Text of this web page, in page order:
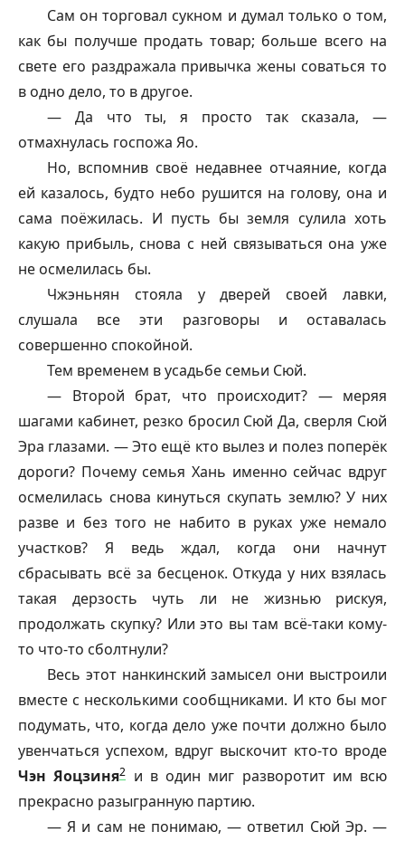
Сам он торговал сукном и думал только о том,
как бы получше продать товар; больше всего на
свете его раздражала привычка жены соваться то
в одно дело, то в другое.
— Да что ты, я просто так сказала, —
отмахнулась госпожа Яо.
Но, вспомнив своё недавнее отчаяние, когда
ей казалось, будто небо рушится на голову, она и
сама поёжилась. И пусть бы земля сулила хоть
какую прибыль, снова с ней связываться она уже
не осмелилась бы.
Чжэньнян стояла у дверей своей лавки,
слушала все эти разговоры и оставалась
совершенно спокойной.
Тем временем в усадьбе семьи Сюй.
— Второй брат, что происходит? — меряя
шагами кабинет, резко бросил Сюй Да, сверля Сюй
Эра глазами. — Это ещё кто вылез и полез поперёк
дороги? Почему семья Хань именно сейчас вдруг
осмелилась снова кинуться скупать землю? У них
разве и без того не набито в руках уже немало
участков? Я ведь ждал, когда они начнут
сбрасывать всё за бесценок. Откуда у них взялась
такая дерзость чуть ли не жизнью рискуя,
продолжать скупку? Или это вы там всё-таки кому-
то что-то сболтнули?
Весь этот нанкинский замысел они выстроили
вместе с несколькими сообщниками. И кто бы мог
подумать, что, когда дело уже почти должно было
увенчаться успехом, вдруг выскочит кто-то вроде
Чэн Яоцзиня2 и в один миг разворотит им всю
прекрасно разыгранную партию.
— Я и сам не понимаю, — ответил Сюй Эр. —